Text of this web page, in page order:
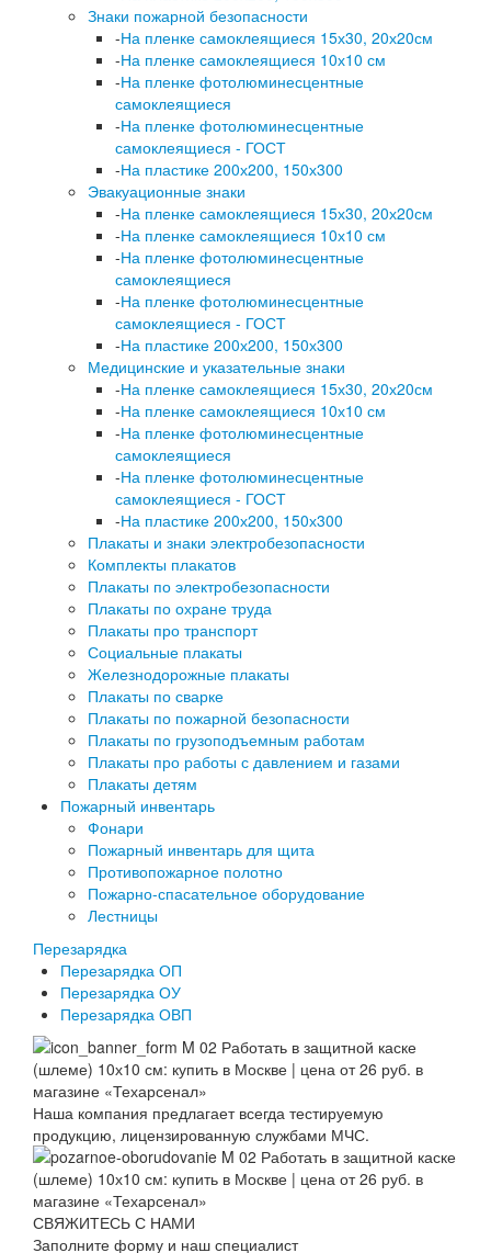
Знаки пожарной безопасности
-На пленке самоклеящиеся 15х30, 20х20см
-На пленке самоклеящиеся 10х10 см
-На пленке фотолюминесцентные
самоклеящиеся
-На пленке фотолюминесцентные
самоклеящиеся - ГОСТ
-На пластике 200х200, 150х300
Эвакуационные знаки
-На пленке самоклеящиеся 15х30, 20х20см
-На пленке самоклеящиеся 10х10 см
-На пленке фотолюминесцентные
самоклеящиеся
-На пленке фотолюминесцентные
самоклеящиеся - ГОСТ
-На пластике 200х200, 150х300
Медицинские и указательные знаки
-На пленке самоклеящиеся 15х30, 20х20см
-На пленке самоклеящиеся 10х10 см
-На пленке фотолюминесцентные
самоклеящиеся
-На пленке фотолюминесцентные
самоклеящиеся - ГОСТ
-На пластике 200х200, 150х300
Плакаты и знаки электробезопасности
Комплекты плакатов
Плакаты по электробезопасности
Плакаты по охране труда
Плакаты про транспорт
Социальные плакаты
Железнодорожные плакаты
Плакаты по сварке
Плакаты по пожарной безопасности
Плакаты по грузоподъемным работам
Плакаты про работы с давлением и газами
Плакаты детям
Пожарный инвентарь
Фонари
Пожарный инвентарь для щита
Противопожарное полотно
Пожарно-спасательное оборудование
Лестницы
Перезарядка
Перезарядка ОП
Перезарядка ОУ
Перезарядка ОВП
Наша компания предлагает всегда тестируемую
продукцию, лицензированную службами МЧС.
СВЯЖИТЕСЬ С НАМИ
Заполните форму и наш специалист